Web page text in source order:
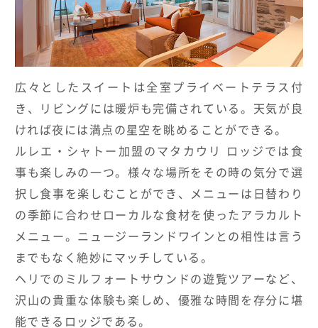
広々としたスイートは全室プライベートテラス付
き、リビングには暖炉も完備されている。天気が良
ければ夜には満点の星空を眺めることができる。
ルレエ・シャトー加盟のマタカウリ ロッジでは食
事も楽しみの一つ。様々な場所をその時の気分で選
択し食事を楽しむことができ、メニューは日替わり
の季節に合わせローカルな食材を使ったアラカルト
メニュー。ニュージーランドワインとの相性は言う
までもなく絶妙にマッチしている。
ヘリでのミルフォートサウンドの遊覧ツアーなど、
沢山の貴重な体験も楽しめ、優雅な時間を存分に堪
能できるロッジである。